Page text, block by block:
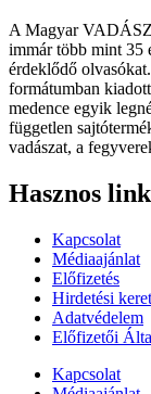
A Magyar
immár több mint 35
érdeklődő
formátumban
medence egyik
független
vadászat, a
Hasznos
Kapcsolat
Médiaajánlat
Előfizetés
Hirdetési
Adatvédelem
Előfizetői
Kapcsolat